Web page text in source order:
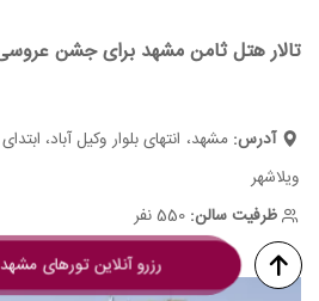
تالار هتل ثامن مشهد برای جشن
آدرس:
ویلاشهر
ظرفیت سالن:550 نفر
رزرو آنلاین تورهای